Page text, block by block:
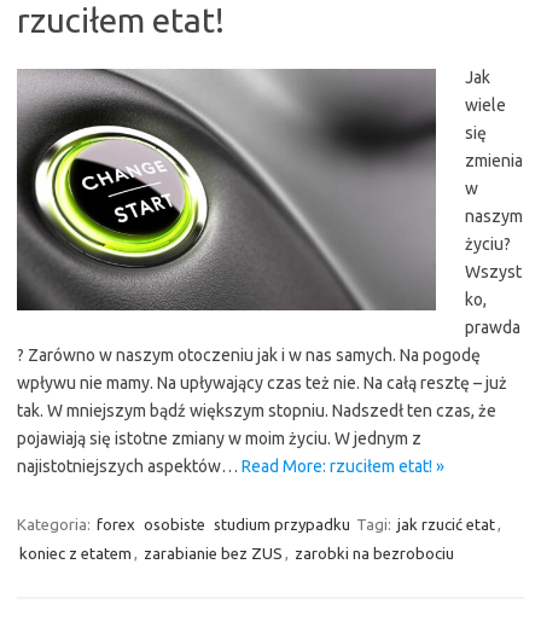
rzuciłem etat!
Jak
wiele
się
zmienia
w
naszym
życiu?
Wszyst
ko,
prawda
? Zarówno w naszym otoczeniu jak i w nas samych. Na pogodę
wpływu nie mamy. Na upływający czas też nie. Na całą resztę – już
tak. W mniejszym bądź większym stopniu. Nadszedł ten czas, że
pojawiają się istotne zmiany w moim życiu. W jednym z
najistotniejszych aspektów… Read More: rzuciłem etat! »
Kategoria: forex osobiste studium przypadku Tagi: jak rzucić etat,
koniec z etatem , zarabianie bez ZUS , zarobki na bezrobociu